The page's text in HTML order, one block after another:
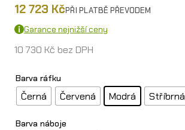
12 723 KčPŘI PLATBĚ PŘEVODEM
Garance nejnižší ceny
10 730 Kč bez DPH
Barva ráfku
Černá Červená Modrá Stříbrná
Barva náboje